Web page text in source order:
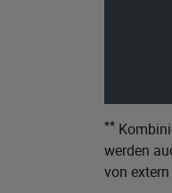
**
werden
von